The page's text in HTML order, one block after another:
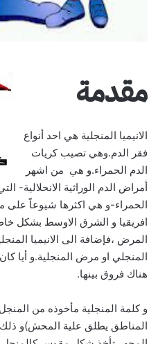
مقدمة
الانيميا المنجلية هي احد أنواع
فقر الدم.وهي تصيب كريات
الدم الحمراء.و هي من اشهر
أمراض الدم الوراثية الانحلالية-
الحمراء-و هي اكثرها شيوعاً
افريقيا و الشرق الاوسط بشكل
المرض ،فإضافة الى الانيميا
المنجلي او مرض المنجلية.و أيا
هناك فروق بينها.
و كلمة المنجلية مأخوذه من
المناطق يطلق علية المحش)و ذلك